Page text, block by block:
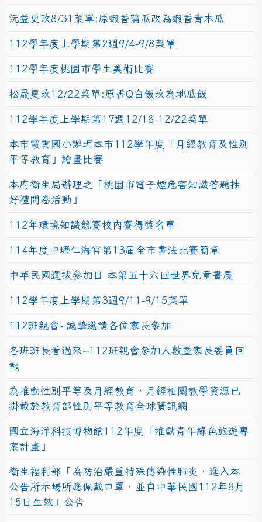
沅益更改8/31菜單:原蝦香蒲瓜改為蝦香青木瓜
112學年度上學期第2週9/4-9/8菜單
112學年度桃園市學生美術比賽
松晟更改12/22菜單:原香Q白飯改為地瓜飯
112學年度上學期第17週12/18-12/22菜單
本市霞雲國小辦理本市112學年度「月經教育及性別
平等教育」繪畫比賽
本府衛生局辦理之「桃園市電子煙危害知識答題抽
好禮問卷活動」
112年環境知識競賽校內賽得獎名單
114年度中壢仁海宮第13屆全市書法比賽簡章
中華民國選拔參加日 本第五十六回世界兒童畫展
112學年度上學期第3週9/11-9/15菜單
112班親會~誠摯邀請各位家長參加
各班班長看過來~112班親會參加人數暨家長委員回
報
為推動性別平等及月經教育，月經相關教學資源已
掛載於教育部性別平等教育全球資訊網
國立海洋科技博物館112年度「推動青年綠色旅遊專
案計畫」
衛生福利部「為防治嚴重特殊傳染性肺炎，進入本
公告所示場所應佩戴口罩，並自中華民國112年8月
15日生效」公告